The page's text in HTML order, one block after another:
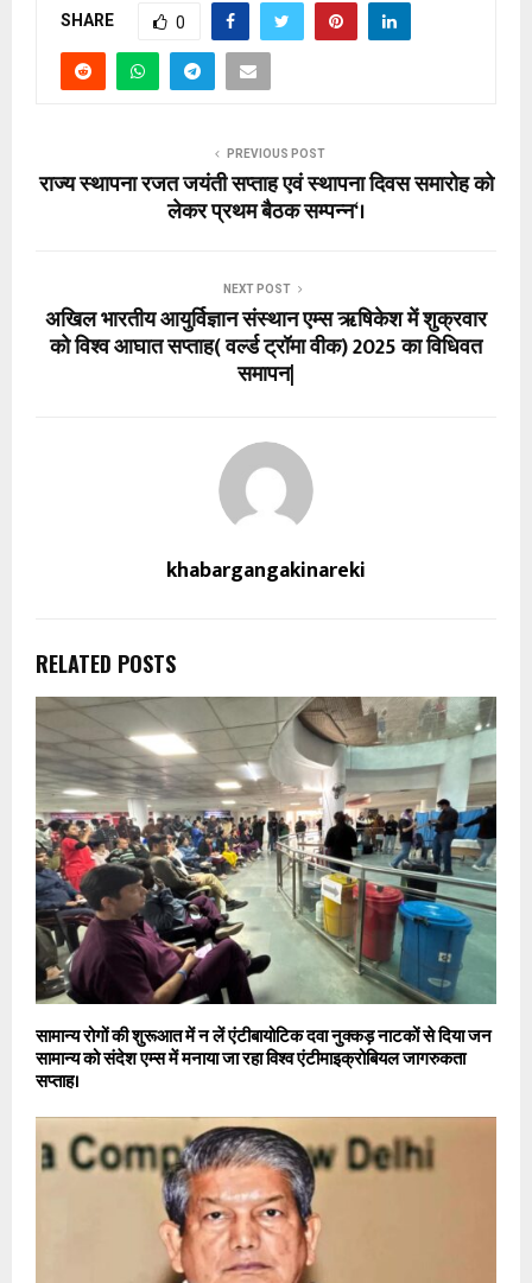
SHARE 0
PREVIOUS POST
राज्य स्थापना रजत जयंती सप्ताह एवं स्थापना दिवस समारोह को
लेकर प्रथम बैठक सम्पन्न‘।
NEXT POST
अखिल भारतीय आयुर्विज्ञान संस्थान एम्स ऋषिकेश में शुक्रवार
को विश्व आघात सप्ताह( वर्ल्ड ट्रॉमा वीक) 2025 का विधिवत
समापन|
khabargangakinareki
RELATED POSTS
सामान्य रोगों की शुरूआत में न लें एंटीबायोटिक दवा नुक्कड़ नाटकों से दिया जन
सामान्य को संदेश एम्स में मनाया जा रहा विश्व एंटीमाइक्रोबियल जागरुकता
सप्ताह।